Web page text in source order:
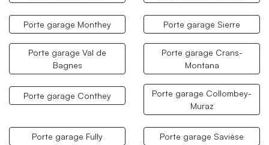
Porte garage Monthey Porte garage Sierre
Porte garage Val de
Bagnes
Porte garage Crans-
Montana
Porte garage Conthey
Porte garage Collombey-
Muraz
Porte garage Fully Porte garage Savièse